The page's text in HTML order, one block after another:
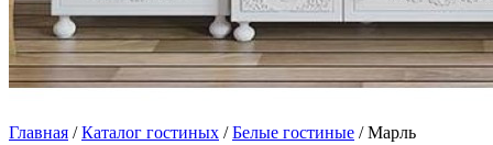
Главная /Каталог гостиных /Белые гостиные / Марль